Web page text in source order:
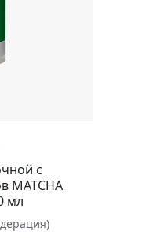
с
MATCHA
мл